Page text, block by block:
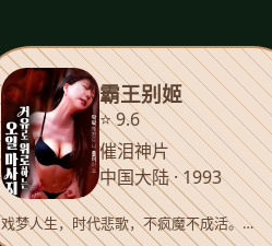
霸王别姬
⭐ 9.6
催泪神片
中国大陆 · 1993
戏梦人生，时代悲歌，不疯魔不成活。…